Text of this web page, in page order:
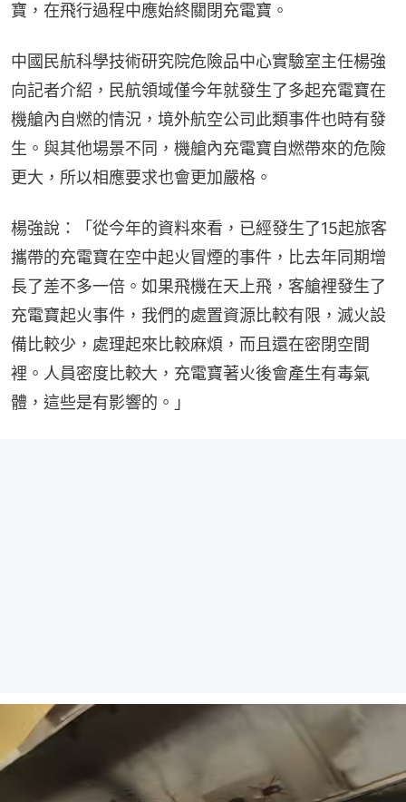
寶，在飛行過程中應始終關閉充電寶。
中國民航科學技術研究院危險品中心實驗室主任楊強
向記者介紹，民航領域僅今年就發生了多起充電寶在
機艙內自燃的情況，境外航空公司此類事件也時有發
生。與其他場景不同，機艙內充電寶自燃帶來的危險
更大，所以相應要求也會更加嚴格。
楊強說：「從今年的資料來看，已經發生了15起旅客
攜帶的充電寶在空中起火冒煙的事件，比去年同期增
長了差不多一倍。如果飛機在天上飛，客艙裡發生了
充電寶起火事件，我們的處置資源比較有限，滅火設
備比較少，處理起來比較麻煩，而且還在密閉空間
裡。人員密度比較大，充電寶著火後會產生有毒氣
體，這些是有影響的。」